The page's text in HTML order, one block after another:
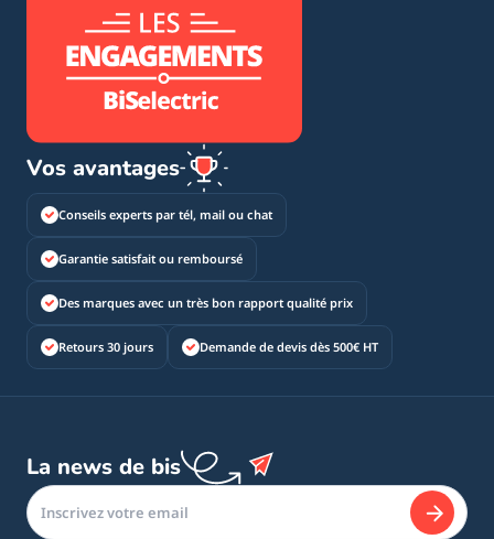
Vos avantages
Conseils experts par tél, mail ou chat
Garantie satisfait ou remboursé
Des marques avec un très bon rapport qualité prix
Retours 30 jours Demande de devis dès 500€ HT
La news de bis